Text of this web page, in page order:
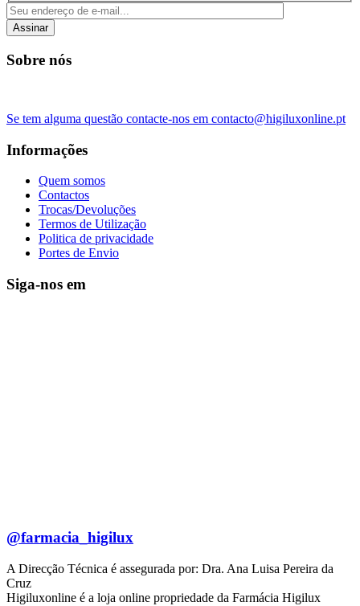
Assinar
Sobre nós
Se tem alguma questão contacte-nos em contacto@higiluxonline.pt
Informações
Quem somos
Contactos
Trocas/Devoluções
Termos de Utilização
Politica de privacidade
Portes de Envio
Siga-nos em
@farmacia_higilux
A Direcção Técnica é assegurada por: Dra. Ana Luisa Pereira da
Cruz
Higiluxonline é a loja online propriedade da Farmácia Higilux